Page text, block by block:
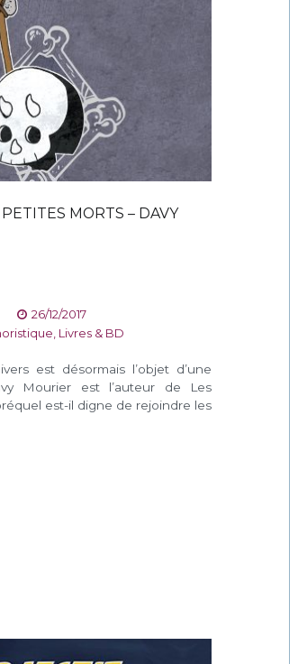
MORTS – DAVY
26/12/2017
Livres & BD
est désormais l’objet d’une
Mourier est l’auteur de Les
est-il digne de rejoindre les